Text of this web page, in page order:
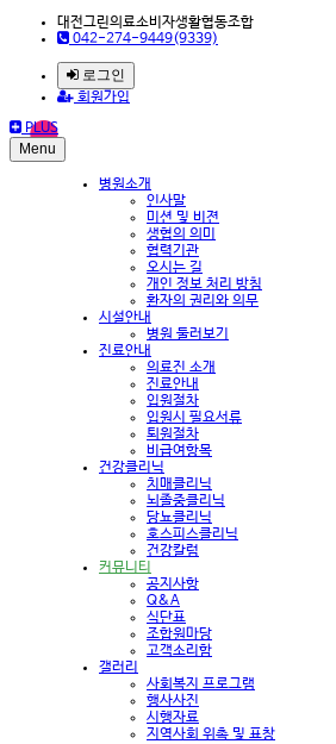
대전그린의료소비자생활협동조합
042-274-9449(9339)
로그인
회원가입
PLUS
Menu
병원소개
인사말
미션 및 비젼
생협의 의미
협력기관
오시는 길
개인 정보 처리 방침
환자의 권리와 의무
시설안내
병원 둘러보기
진료안내
의료진 소개
진료안내
입원절차
입원시 필요서류
퇴원절차
비급여항목
건강클리닉
치매클리닉
뇌졸중클리닉
당뇨클리닉
호스피스클리닉
건강칼럼
커뮤니티
공지사항
Q&A
식단표
조합원마당
고객소리함
갤러리
사회복지 프로그램
행사사진
시행자료
지역사회 위촉 및 표창